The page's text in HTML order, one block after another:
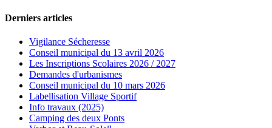
Derniers articles
Vigilance Sécheresse
Conseil municipal du 13 avril 2026
Les Inscriptions Scolaires 2026 / 2027
Demandes d'urbanismes
Conseil municipal du 10 mars 2026
Labellisation Village Sportif
Info travaux (2025)
Camping des deux Ponts